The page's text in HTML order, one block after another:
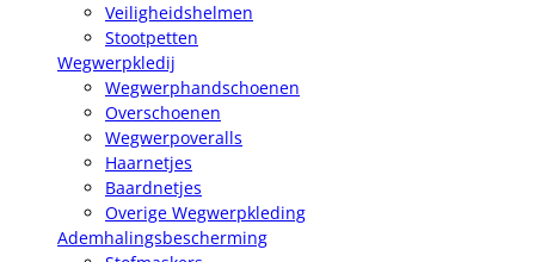
Veiligheidshelmen
Stootpetten
Wegwerpkledij
Wegwerphandschoenen
Overschoenen
Wegwerpoveralls
Haarnetjes
Baardnetjes
Overige Wegwerpkleding
Ademhalingsbescherming